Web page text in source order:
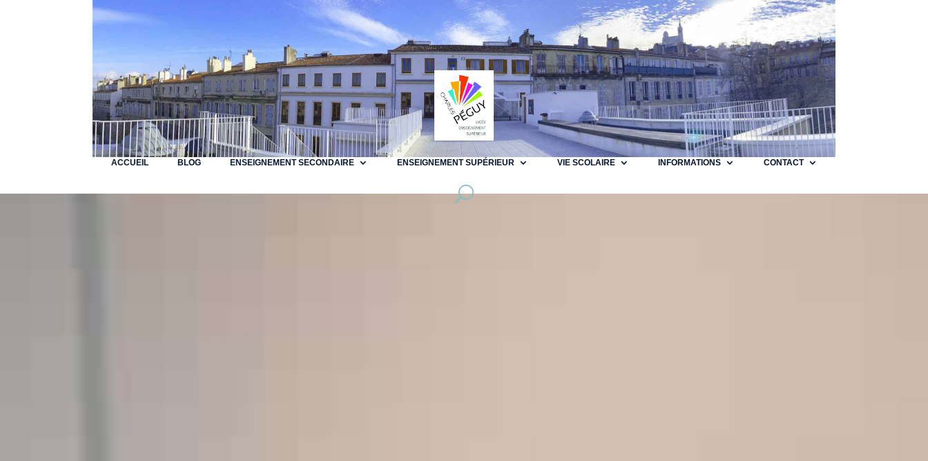
ACCUEIL BLOG ENSEIGNEMENT SECONDAIRE ENSEIGNEMENT SUPÉRIEUR VIE SCOLAIRE INFORMATIONS CONTACT